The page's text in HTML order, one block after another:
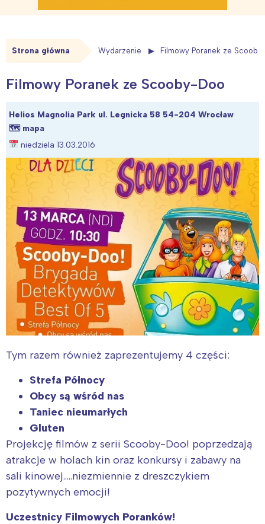
Strona główna Wydarzenie Filmowy Poranek ze
Filmowy Poranek ze Scooby-Doo
Helios Magnolia Park ul. Legnicka 58 54-204 Wrocław
🗺 mapa
niedziela 13.03.2016
Tym razem również zaprezentujemy 4 części:
Strefa Północy
Obcy są wśród nas
Taniec nieumarłych
Gluten
Projekcję filmów z serii Scooby-Doo! poprzedzają
atrakcje w holach kin oraz konkursy i zabawy na
sali kinowej…..niezmiennie z dreszczykiem
pozytywnych emocji!
Uczestnicy Filmowych Poranków!